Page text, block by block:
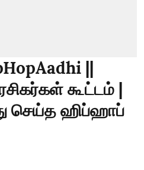
||
கூட்டம் |
செய்த ஹிப்ஹாப்